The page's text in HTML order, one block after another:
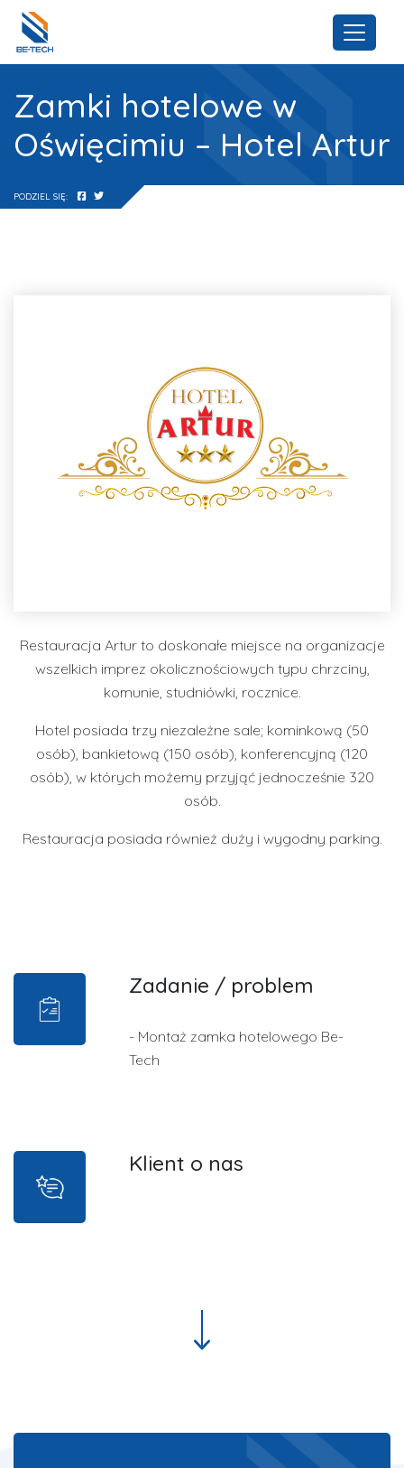
Zamki hotelowe w
Oświęcimiu – Hotel Artur
PODZIEL SIĘ:
Restauracja Artur to doskonałe miejsce na organizacje
wszelkich imprez okolicznościowych typu chrzciny,
komunie, studniówki, rocznice.
Hotel posiada trzy niezależne sale; kominkową (50
osób), bankietową (150 osób), konferencyjną (120
osób), w których możemy przyjąć jednocześnie 320
osób.
Restauracja posiada również duży i wygodny parking.
Zadanie / problem
- Montaż zamka hotelowego Be-
Tech
Klient o nas